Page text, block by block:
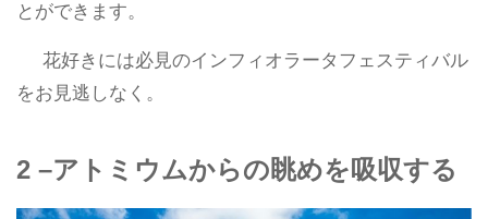
とができます。
花好きには必見のインフィオラータフェスティバル
をお見逃しなく。
2 –アトミウムからの眺めを吸収する